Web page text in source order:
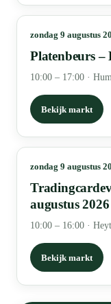
zondag 9 augustus
Platenbeurs –
10:00 – 17:00 ·
Bekijk markt
zondag 9 augustus
augustus 2026
10:00 – 16:00 ·
Bekijk markt